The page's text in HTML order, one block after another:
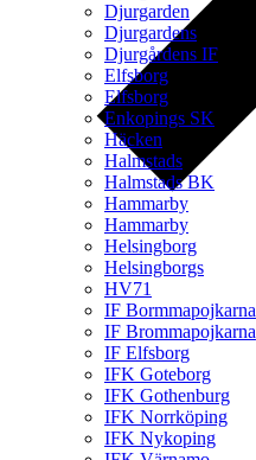
Djurgarden
Djurgardens
Djurgårdens IF
Elfsborg
Elfsborg
Enkopings SK
Häcken
Halmstads
Halmstads BK
Hammarby
Hammarby
Helsingborg
Helsingborgs
HV71
IF Bormmapojkarna
IF Brommapojkarna
IF Elfsborg
IFK Goteborg
IFK Gothenburg
IFK Norrköping
IFK Nykoping